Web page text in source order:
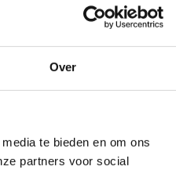
Over
te bieden en om ons
partners voor social